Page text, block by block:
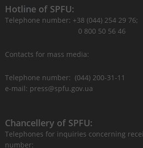
Hotline of SPFU:
Telephone number: +38 (044) 254 29 76;
0 800 50 56 46
Contacts for mass media:
Telephone number: (044) 200-31-11
e-mail: press@spfu.gov.ua
Chancellery of SPFU:
Telephones for inquiries concerning
number: